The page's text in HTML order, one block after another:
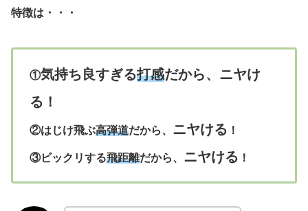
特徴は・・・
①気持ち良すぎる打感だから、ニヤけ
る！
②はじけ飛ぶ高弾道だから、 ニヤける ！
③ビックリする飛距離だから、 ニヤける ！